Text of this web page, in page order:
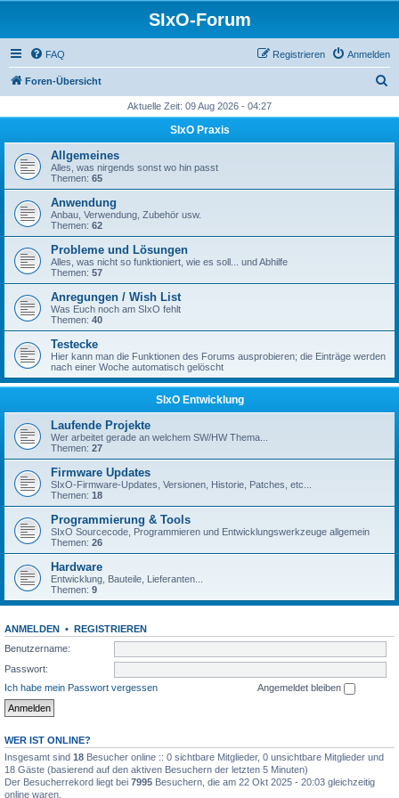
SIxO-Forum
FAQ Anmelden
Registrieren
Foren-Übersicht
h
Aktuelle Zeit: 09 Aug 2026 - 04:27
SIxO Praxis
Allgemeines
Alles, was nirgends sonst wo hin passt
Themen: 65
Anwendung
Anbau, Verwendung, Zubehör usw.
Themen: 62
Probleme und Lösungen
Alles, was nicht so funktioniert, wie es soll... und Abhilfe
Themen: 57
Anregungen / Wish List
Was Euch noch am SIxO fehlt
Themen: 40
Testecke
Hier kann man die Funktionen des Forums ausprobieren; die Einträge werden
nach einer Woche automatisch gelöscht
SIxO Entwicklung
Laufende Projekte
Wer arbeitet gerade an welchem SW/HW Thema...
Themen: 27
Firmware Updates
SIxO-Firmware-Updates, Versionen, Historie, Patches, etc...
Themen: 18
Programmierung & Tools
SIxO Sourcecode, Programmieren und Entwicklungswerkzeuge allgemein
Themen: 26
Hardware
Entwicklung, Bauteile, Lieferanten...
Themen: 9
ANMELDEN • REGISTRIEREN
Benutzername:
Passwort:
Ich habe mein Passwort vergessen
Angemeldet bleiben
WER IST ONLINE?
Insgesamt sind 18 Besucher online :: 0 sichtbare Mitglieder, 0 unsichtbare Mitglieder und
18 Gäste (basierend auf den aktiven Besuchern der letzten 5 Minuten)
Der Besucherrekord liegt bei 7995 Besuchern, die am 22 Okt 2025 - 20:03 gleichzeitig
online waren.